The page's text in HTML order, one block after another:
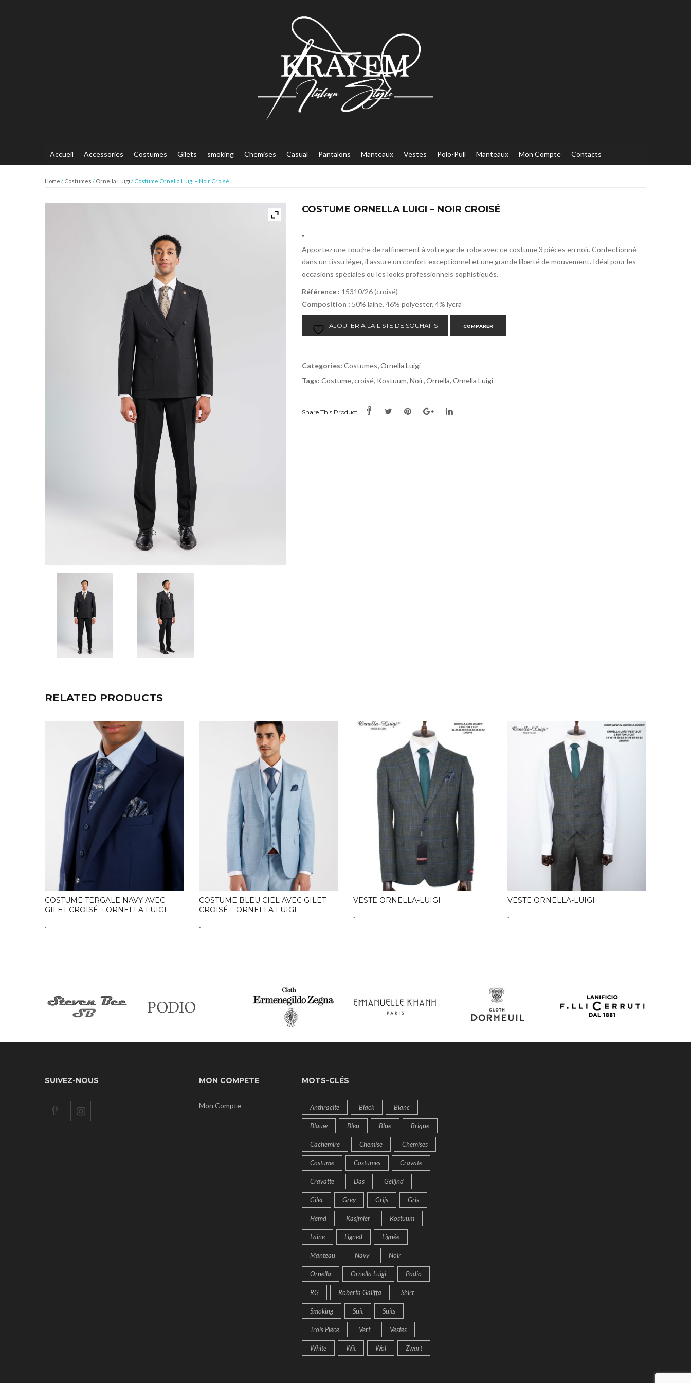
Accueil Accessories Costumes Gilets smoking Chemises Casual Pantalons Manteaux Vestes Polo-Pull Manteaux Mon Compte Contacts
Home / Costumes / Ornella Luigi / Costume Ornella Luigi – Noir Croisé
COSTUME ORNELLA LUIGI – NOIR CROISÉ
.
Apportez une touche de raffinement à votre garde-robe avec ce costume 3 pièces en noir. Confectionné
dans un tissu léger, il assure un confort exceptionnel et une grande liberté de mouvement. Idéal pour les
occasions spéciales ou les looks professionnels sophistiqués.
Référence : 15310/26 (croisé)
Composition : 50% laine, 46% polyester, 4% lycra
AJOUTER À LA LISTE DE SOUHAITS COMPARER
Categories: Costumes,Ornella Luigi
Tags: Costume,croisé, Kostuum,Noir,Ornella,Ornella Luigi
Share This Product
RELATED PRODUCTS
COSTUME TERGALE NAVY AVEC
GILET CROISÉ – ORNELLA LUIGI
.
COSTUME BLEU CIEL AVEC GILET
CROISÉ – ORNELLA LUIGI
.
VESTE ORNELLA-LUIGI
.
VESTE ORNELLA-LUIGI
.
SUIVEZ-NOUS MON COMPETE
Mon Compte
MOTS-CLÉS
Anthracite Black Blanc
Blauw Bleu Blue Brique
Cachemire Chemise Chemises
Costume Costumes Cravate
Cravatte Das Gelijnd
Gilet Grey Grijs Gris
Hemd Kasjmier Kostuum
Laine Ligned Lignée
Manteau Navy Noir
Ornella Ornella Luigi Podio
RG Roberta Galiffa Shirt
Smoking Suit Suits
Trois Pièce Vert Vestes
White Wit Wol Zwart